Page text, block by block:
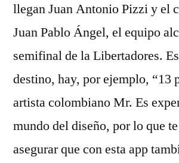
llegan Juan Antonio Pizzi y el
Juan Pablo Ángel, el equipo
semifinal de la Libertadores.
destino, hay, por ejemplo, “13
artista colombiano Mr. Es
mundo del diseño, por lo que
asegurar que con esta app